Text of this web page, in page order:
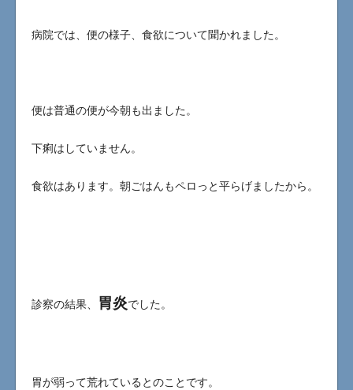
病院では、便の様子、食欲について聞かれました。
便は普通の便が今朝も出ました。
下痢はしていません。
食欲はあります。朝ごはんもペロっと平らげましたから。
診察の結果、 胃炎でした。
胃が弱って荒れているとのことです。